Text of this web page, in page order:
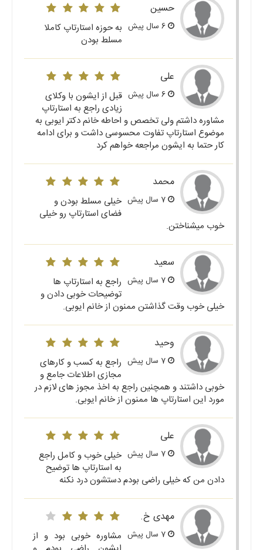
حسین
به حوزه استارتاپ کاملا
مسلط بودن
علی
قبل از ایشون با وکلای
زیادی راجع به استارتاپ
مشاوره داشتم ولی تخصص و احاطه خانم دکتر ایوبی به
موضوع استارتاپ تفاوت محسوسی داشت و برای ادامه
کار حتما به ایشون مراجعه خواهم کرد
محمد
خیلی مسلط بودن و
فضای استارتاپ رو خیلی
خوب میشناختن.
سعید
راجع به استارتاپ ها
توضیحات خوبی دادن و
خیلی خوب وقت گذاشتن ممنون از خانم ایوبی.
وحید
راجع به کسب و کارهای
مجازی اطلاعات جامع و
خوبی داشتند و همچنین راجع به اخذ مجوز های لازم در
مورد این استارتاپ ها ممنون از خانم ایوبی.
علی
خیلی خوب و کامل راجع
به استارتاپ ها توضیح
دادن من که خیلی راضی بودم دستشون درد نکنه
مهدی خ.
مشاوره خوبی بود و از